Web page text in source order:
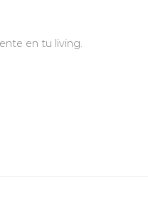
en tu living.